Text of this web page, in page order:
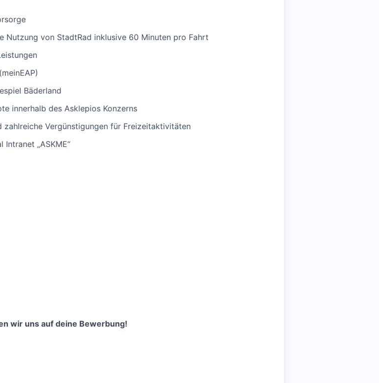
Nutzung von StadtRad inklusive 60 Minuten pro Fahrt
Bäderland
innerhalb des Asklepios Konzerns
Vergünstigungen für Freizeitaktivitäten
„ASKME“
wir uns auf deine Bewerbung!